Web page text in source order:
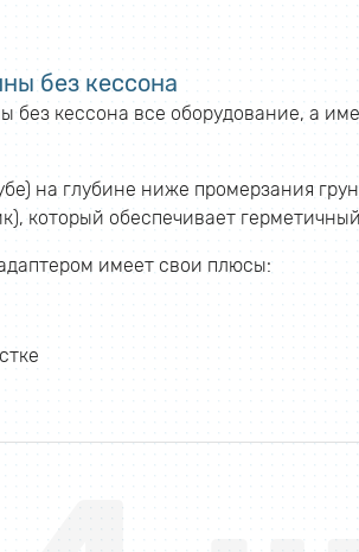
без кессона
без кессона все оборудование, а
на глубине ниже промерзания
который обеспечивает
имеет свои плюсы: